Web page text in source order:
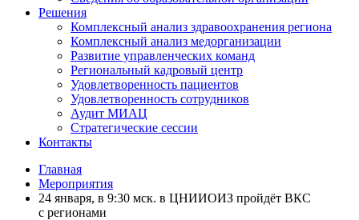
Решения
Комплексный анализ здравоохранения региона
Комплексный анализ медорганизации
Развитие управленческих команд
Региональный кадровый центр
Удовлетворенность пациентов
Удовлетворенность сотрудников
Аудит МИАЦ
Стратегические сессии
Контакты
Главная
Мероприятия
24 января, в 9:30 мск. в ЦНИИОИЗ пройдёт ВКС
с регионами